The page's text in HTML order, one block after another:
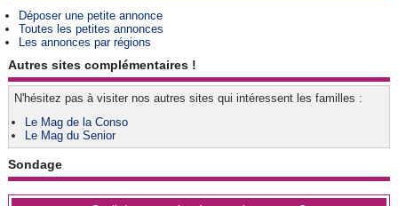
Déposer une petite annonce
Toutes les petites annonces
Les annonces par régions
Autres sites complémentaires !
N'hésitez pas à visiter nos autres sites qui intéressent les familles :
Le Mag de la Conso
Le Mag du Senior
Sondage